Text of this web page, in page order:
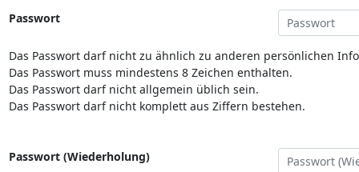
Passwort
Das Passwort darf nicht zu ähnlich zu anderen persönlichen
Das Passwort muss mindestens 8 Zeichen enthalten.
Das Passwort darf nicht allgemein üblich sein.
Das Passwort darf nicht komplett aus Ziffern bestehen.
Passwort (Wiederholung)